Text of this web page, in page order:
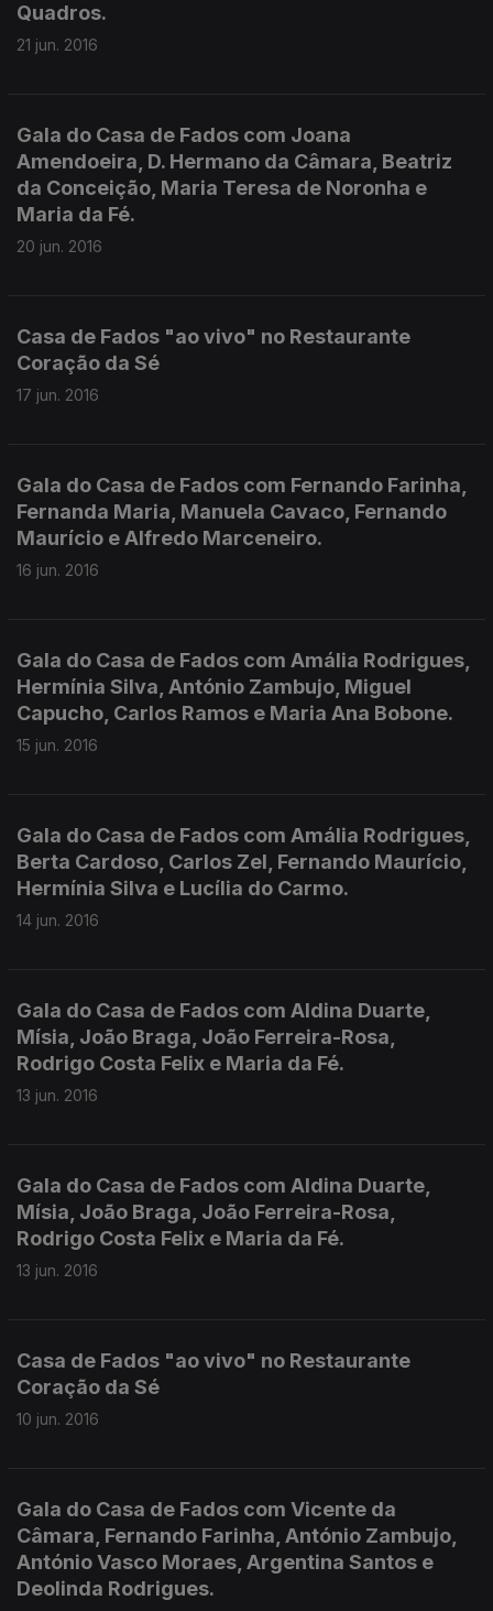
Quadros.
21 jun. 2016
Gala do Casa de Fados com Joana
Amendoeira, D. Hermano da Câmara, Beatriz
da Conceição, Maria Teresa de Noronha e
Maria da Fé.
20 jun. 2016
Casa de Fados "ao vivo" no Restaurante
Coração da Sé
17 jun. 2016
Gala do Casa de Fados com Fernando Farinha,
Fernanda Maria, Manuela Cavaco, Fernando
Maurício e Alfredo Marceneiro.
16 jun. 2016
Gala do Casa de Fados com Amália Rodrigues,
Hermínia Silva, António Zambujo, Miguel
Capucho, Carlos Ramos e Maria Ana Bobone.
15 jun. 2016
Gala do Casa de Fados com Amália Rodrigues,
Berta Cardoso, Carlos Zel, Fernando Maurício,
Hermínia Silva e Lucília do Carmo.
14 jun. 2016
Gala do Casa de Fados com Aldina Duarte,
Mísia, João Braga, João Ferreira-Rosa,
Rodrigo Costa Felix e Maria da Fé.
13 jun. 2016
Gala do Casa de Fados com Aldina Duarte,
Mísia, João Braga, João Ferreira-Rosa,
Rodrigo Costa Felix e Maria da Fé.
13 jun. 2016
Casa de Fados "ao vivo" no Restaurante
Coração da Sé
10 jun. 2016
Gala do Casa de Fados com Vicente da
Câmara, Fernando Farinha, António Zambujo,
António Vasco Moraes, Argentina Santos e
Deolinda Rodrigues.